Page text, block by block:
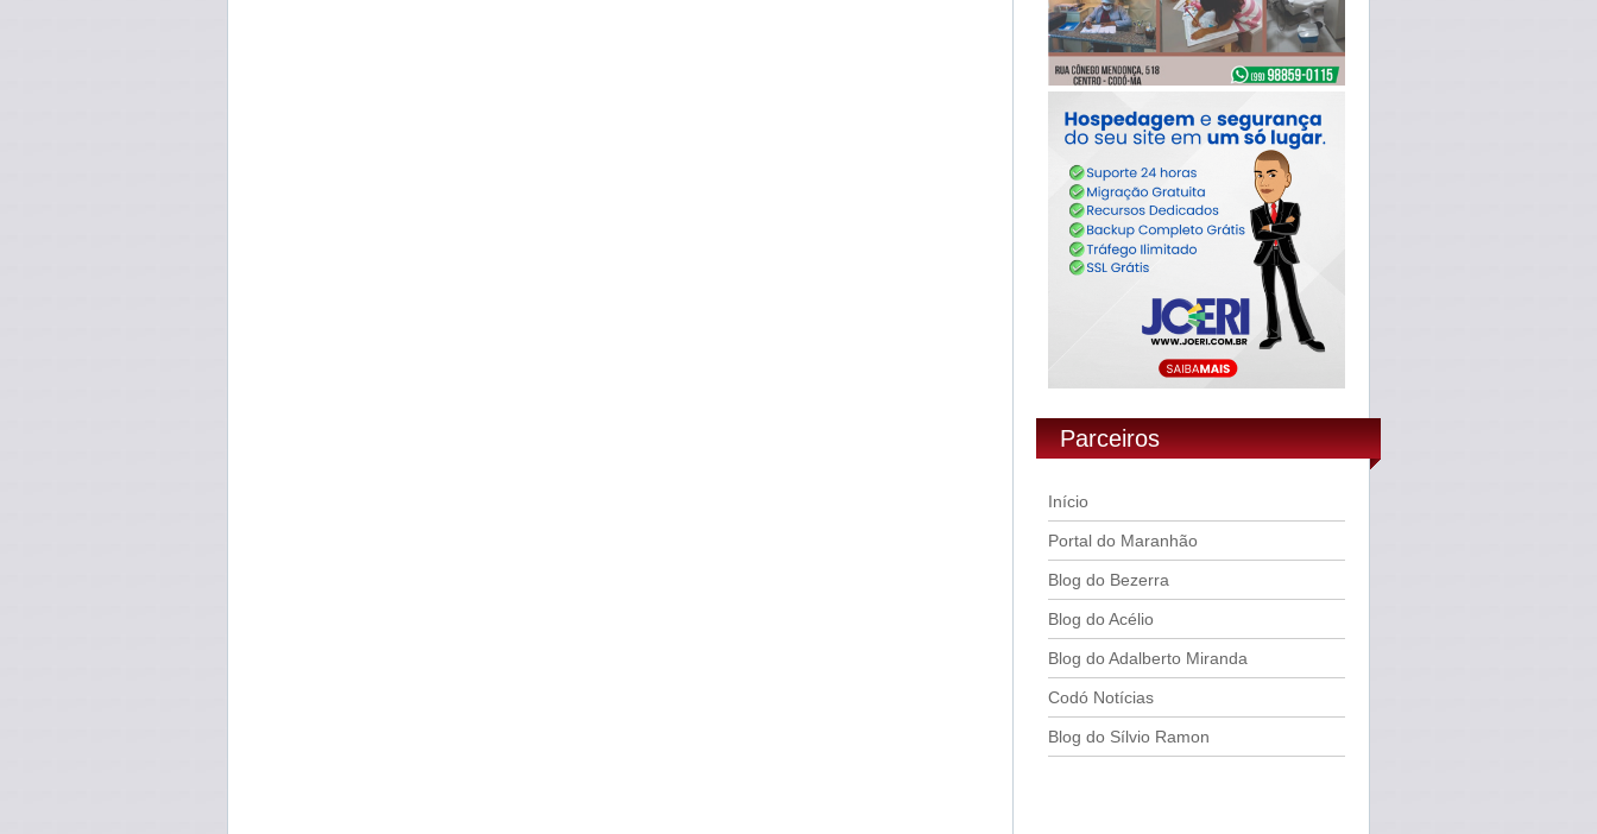
Parceiros
Início
Portal do Maranhão
Blog do Bezerra
Blog do Acélio
Blog do Adalberto Miranda
Codó Notícias
Blog do Sílvio Ramon